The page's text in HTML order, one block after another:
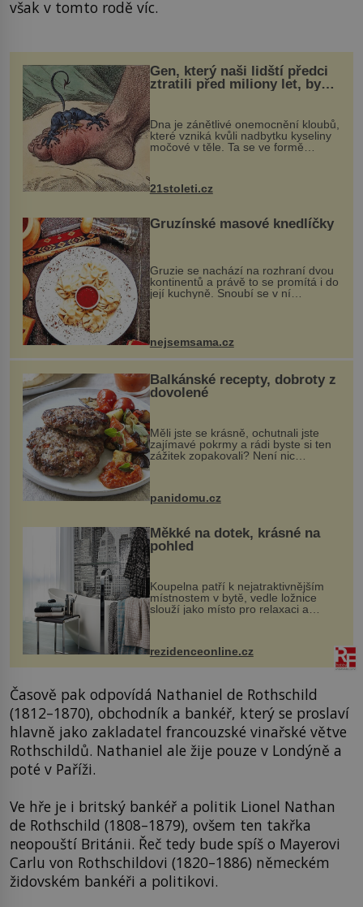
však v tomto rodě víc.
Gen, který naši lidští předci
ztratili před miliony let, by
mohl pomoci s léčbou
„nemoci králů“
Dna je zánětlivé onemocnění kloubů,
které vzniká kvůli nadbytku kyseliny
močové v těle. Ta se ve formě
nohou, a způsobuje bole...
21stoleti.cz
Gruzínské masové knedlíčky
Gruzie se nachází na rozhraní dvou
kontinentů a právě to se promítá i do
její kuchyně. Snoubí se v ní
evropské a asijské chutě a díky tomu
vznikají rozmanité a chuťově bohaté
pokrmy, které rozhodně st...
nejsemsama.cz
Balkánské recepty, dobroty z
dovolené
Měli jste se krásně, ochutnali jste
zajímavé pokrmy a rádi byste si ten
zážitek zopakovali? Není nic
snazšího. Pljeskavica (10 porcí)
Možná jste ji ochutnali na dovolené v
panidomu.cz
Měkké na dotek, krásné na
pohled
Koupelna patří k nejatraktivnějším
místnostem v bytě, vedle ložnice
slouží jako místo pro relaxaci a
odpočinek. Koupelnový textil –
ručníky, osušky a koberečky –
mohou jako mávnutím kouzelného
proutku...
rezidenceonline.cz
Časově pak odpovídá Nathaniel de Rothschild
(1812–1870), obchodník a bankéř, který se proslaví
hlavně jako zakladatel francouzské vinařské větve
Rothschildů. Nathaniel ale žije pouze v Londýně a
poté v Paříži.
Ve hře je i britský bankéř a politik Lionel Nathan
de Rothschild (1808–1879), ovšem ten takřka
neopouští Británii. Řeč tedy bude spíš o Mayerovi
Carlu von Rothschildovi (1820–1886) německém
židovském bankéři a politikovi.